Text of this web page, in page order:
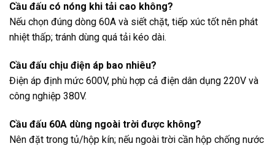
Cầu đấu có nóng khi tải cao không?
Nếu chọn đúng dòng 60A và siết chặt, tiếp xúc tốt nên phát
nhiệt thấp; tránh dùng quá tải kéo dài.
Cầu đấu chịu điện áp bao nhiêu?
Điện áp định mức 600V, phù hợp cả điện dân dụng 220V và
công nghiệp 380V.
Cầu đấu 60A dùng ngoài trời được không?
Nên đặt trong tủ/hộp kín; nếu ngoài trời cần hộp chống nước